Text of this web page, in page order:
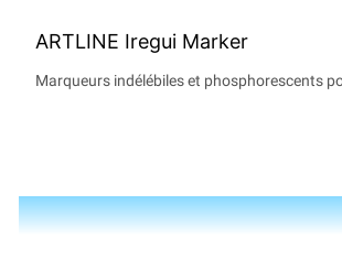
ARTLINE Iregui Marker
Marqueurs indélébiles et phosphorescents